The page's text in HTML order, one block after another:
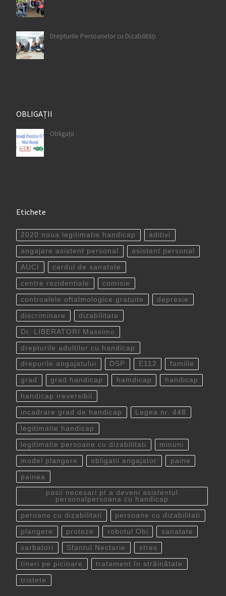
Drepturile Persoanelor cu Dizabilități
OBLIGAȚII
Obligații
Etichete
2020 noua legitimatie handicap aditivi
angajare asistent personal asistent personal
AUCI cardul de sanatate
centre rezidentiale comisie
controalele oftalmologice gratuite depresie
discriminare dizabilitate
Dr. LIBERATORI Massimo
drepturile adultilor cu handicap
drepurile angajatului DSP E112 familie
grad grad handicap hamdicap handicap
handicap ireversibil
incadrare grad de handicap Legea nr. 448
legitimatie handicap
legitimatie persoane cu dizabilitati minuni
model plangere obligatii angajator paine
painea
pasii necesari pt a deveni asistentul
personalpersoana cu handicap
peroane cu dizabilitati persoane cu dizabilitati
plangere proteze robotul Obi sanatate
sarbatori Sfantul Nectarie stres
tineri pe picioare tratament în străinătate
tristete